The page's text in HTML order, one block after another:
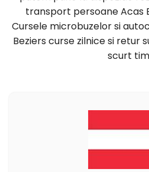
transport persoane Acas
Cursele microbuzelor si
Beziers curse zilnice si retur
scurt